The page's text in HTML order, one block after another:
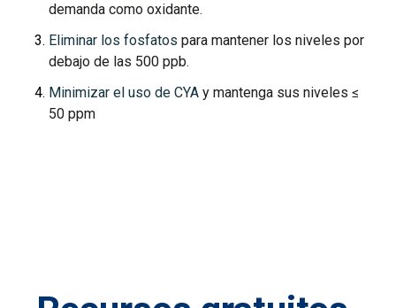
demanda como oxidante.
Eliminar los fosfatos para mantener los niveles por
debajo de las 500 ppb.
Minimizar el uso de CYA y mantenga sus niveles ≤
50 ppm